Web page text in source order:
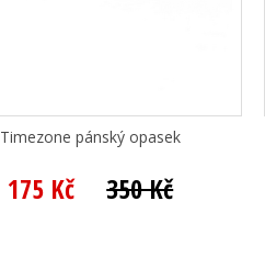
Timezone pánský opasek
175 Kč 350 Kč